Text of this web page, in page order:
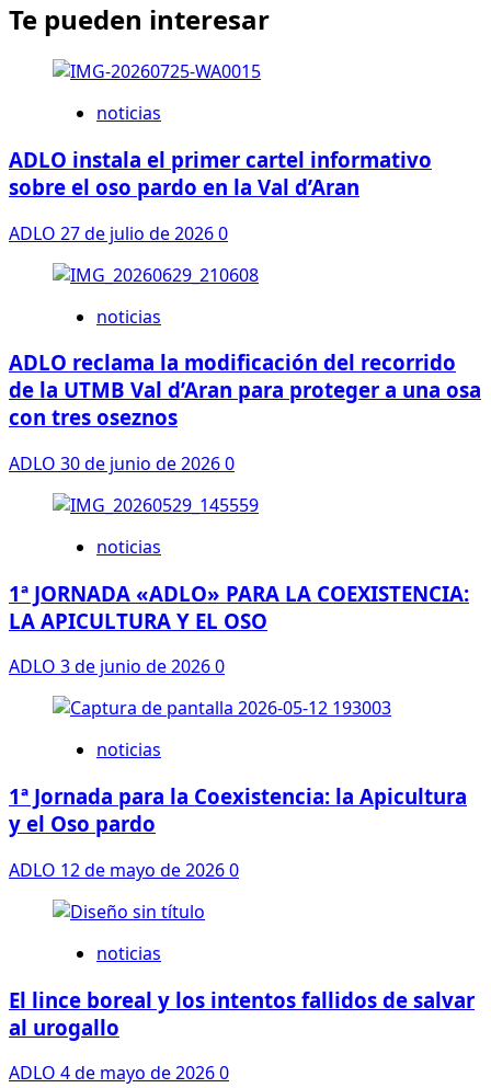
sobre
adherimos
a
GRUP
CATALUNYA
Te pueden interesar
noticias
ADLO instala el primer cartel informativo
sobre el oso pardo en la Val d’Aran
ADLO 27 de julio de 20260
noticias
ADLO reclama la modificación del recorrido
de la UTMB Val d’Aran para proteger a una osa
con tres oseznos
ADLO 30 de junio de 20260
noticias
1ª JORNADA «ADLO» PARA LA COEXISTENCIA:
LA APICULTURA Y EL OSO
ADLO 3 de junio de 20260
noticias
1ª Jornada para la Coexistencia: la Apicultura
y el Oso pardo
ADLO 12 de mayo de 20260
noticias
El lince boreal y los intentos fallidos de salvar
al urogallo
ADLO 4 de mayo de 20260